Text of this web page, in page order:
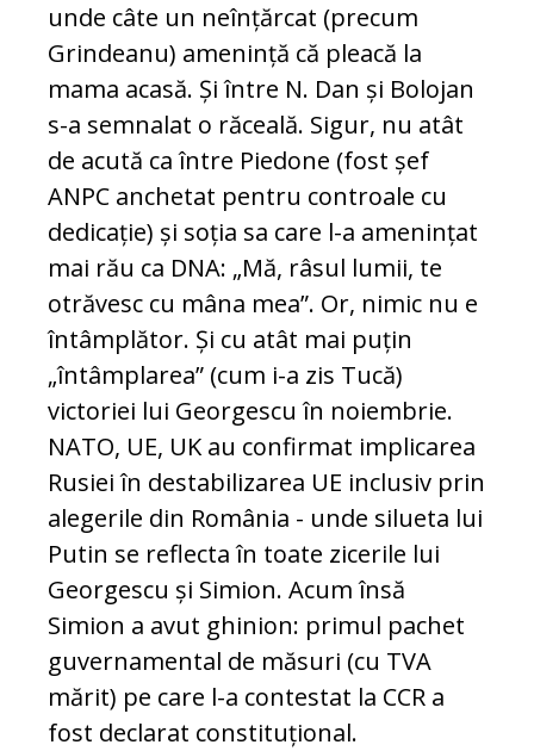
unde câte un neînțărcat (precum
Grindeanu) amenință că pleacă la
mama acasă. Și între N. Dan și Bolojan
s-a semnalat o răceală. Sigur, nu atât
de acută ca între Piedone (fost șef
ANPC anchetat pentru controale cu
dedicație) și soția sa care l-a amenințat
mai rău ca DNA: „Mă, râsul lumii, te
otrăvesc cu mâna mea”. Or, nimic nu e
întâmplător. Și cu atât mai puțin
„întâmplarea” (cum i-a zis Tucă)
victoriei lui Georgescu în noiembrie.
NATO, UE, UK au confirmat implicarea
Rusiei în destabilizarea UE inclusiv prin
alegerile din România - unde silueta lui
Putin se reflecta în toate zicerile lui
Georgescu și Simion. Acum însă
Simion a avut ghinion: primul pachet
guvernamental de măsuri (cu TVA
mărit) pe care l-a contestat la CCR a
fost declarat constituțional.